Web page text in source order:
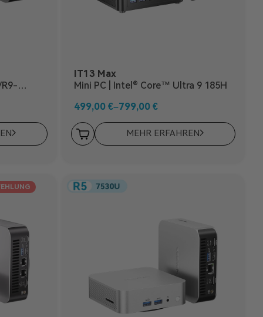
R9-
IT13 Max
Mini PC | Intel® Core™ Ultra 9 185H
499,00 €–799,00 €
MEHR ERFAHREN